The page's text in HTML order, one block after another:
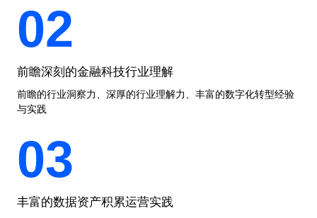
02
前瞻深刻的金融科技行业理解
前瞻的行业洞察力、深厚的行业理解力、丰富的数字化转型经验
与实践
03
丰富的数据资产积累运营实践